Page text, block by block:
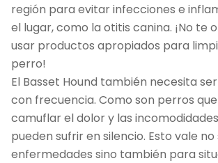
región para evitar infecciones e
el lugar, como la otitis canina. ¡No te
usar productos apropiados para
perro!
El Basset Hound también necesita
con frecuencia. Como son perros
camuflar el dolor y las
pueden sufrir en silencio. Esto vale
enfermedades sino también para